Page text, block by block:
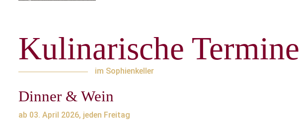
Kulinarische Termine
im Sophienkeller
Dinner & Wein
ab 03. April 2026, jeden Freitag